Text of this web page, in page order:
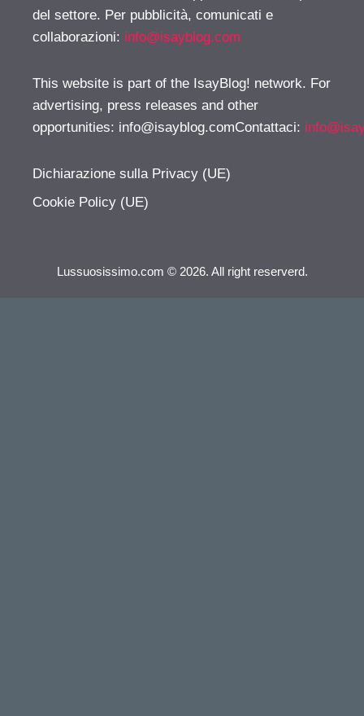
del settore. Per pubblicità, comunicati e
collaborazioni: info@isayblog.com
This website is part of the IsayBlog! network. For
advertising, press releases and other
opportunities: info@isayblog.comContattaci:
Dichiarazione sulla Privacy (UE)
Cookie Policy (UE)
Lussuosissimo.com © 2026. All right reserverd.